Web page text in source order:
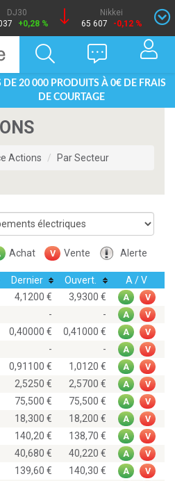
DJ30
+0,28 %
Nikkei
65 607
-0,12 %
DE 20 000 PRODUITS À 0€ DE FRAIS
DE COURTAGE
Actions Par Secteur
Achat V Vente Alerte
Dernier Ouvert.
A / V
4,1200 3,9300 A V
- - A V
0,40000 0,41000 A V
- - A V
0,91100 1,0120 A V
2,5250 2,5700 A V
75,500 75,500 A V
18,300 18,200 A V
140,20 138,70 A V
40,680 40,220 A V
139,60 140,30 A V